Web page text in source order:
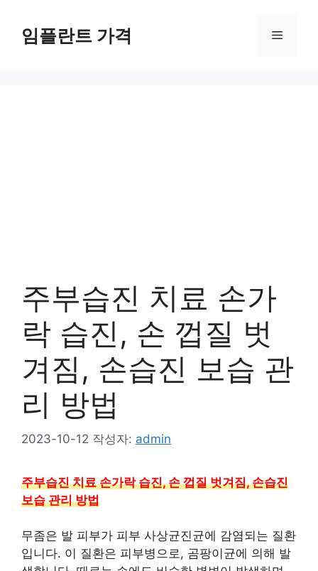
임플란트 가격 메
주부습진 치료 손가
락 습진, 손 껍질 벗
겨짐, 손습진 보습 관
리 방법
2023-10-12 작성자: admin
주부습진 치료 손가락 습진, 손 껍질 벗겨짐, 손습진
보습 관리 방법
무좀은 발 피부가 피부 사상균진균에 감염되는 질환
입니다. 이 질환은 피부병으로, 곰팡이균에 의해 발